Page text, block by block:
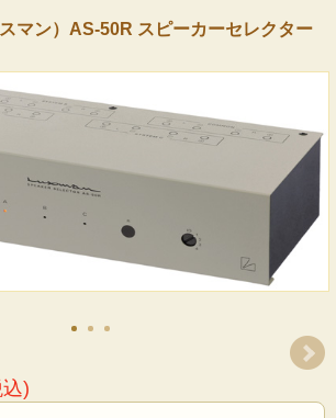
マン）AS-50R スピーカーセレクター
)